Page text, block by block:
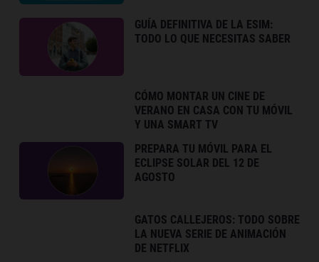
GUÍA DEFINITIVA DE LA ESIM:
TODO LO QUE NECESITAS SABER
CÓMO MONTAR UN CINE DE
VERANO EN CASA CON TU MÓVIL
Y UNA SMART TV
PREPARA TU MÓVIL PARA EL
ECLIPSE SOLAR DEL 12 DE
AGOSTO
GATOS CALLEJEROS: TODO SOBRE
LA NUEVA SERIE DE ANIMACIÓN
DE NETFLIX